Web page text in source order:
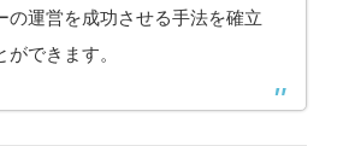
の運営を成功させる手法を確立
ができます。